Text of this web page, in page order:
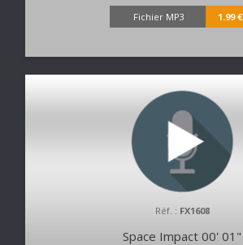
Fichier MP3 1.99 €
Réf. : FX1608
Space Impact 00' 01"